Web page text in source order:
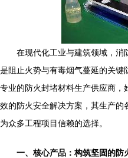
在现代化工业与建筑领域，消
是阻止火势与有毒烟气蔓延的关键
专业的防火封堵材料生产供应商，
效的防火安全解决方案，其生产
为众多工程项目信赖的选择。
一、核心产品：构筑坚固的防